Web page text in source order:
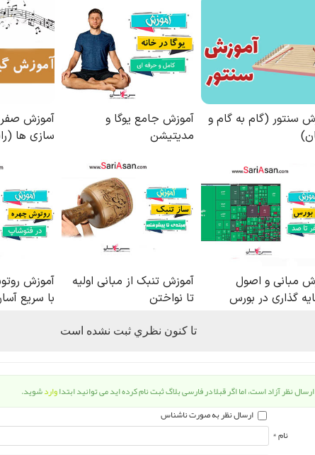
تا كنون نظري ثبت نشده است
ارسال نظر آزاد است، اما اگر قبلا در فارسی بلاگ ثبت نام کرده اید می توانید ابتداواردشوید.
ارسال نظر به صورت ناشناس
نام *